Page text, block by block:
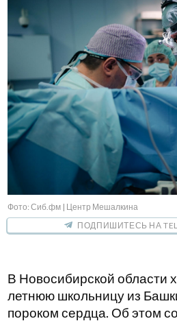
Фото: Сиб.фм | Центр Мешалкина
ПОДПИШИТЕСЬ НА
В Новосибирской области
летнюю школьницу из
пороком сердца. Об этом